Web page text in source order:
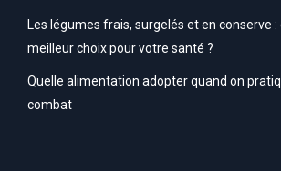
Les légumes frais, surgelés et en conserve :
meilleur choix pour votre santé ?
Quelle alimentation adopter quand on
combat